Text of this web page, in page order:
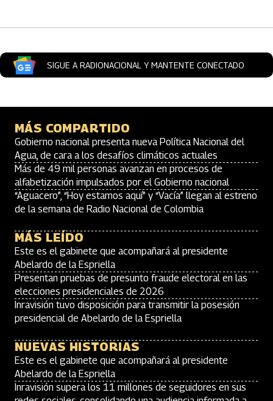
SIGUE A RADIONACIONAL Y MANTENTE CONECTADO
MÁS COMPARTIDO
Gobierno nacional presenta nueva Política Nacional del
Agua, de cara a los desafíos climáticos actuales
Más de 49 mil personas avanzan en procesos de
alfabetización impulsados por el Gobierno nacional
“Aguacero”, “Hoy estamos aquí” y “Vacía” llegan al estreno
de la semana de Radio Nacional de Colombia
MÁS LEÍDO
Este es el gabinete que acompañará al presidente
Abelardo de la Espriella
Presentan pruebas de presunto fraude electoral en las
elecciones presidenciales de 2026
Inravisión tuvo disposición para transmitir la posesión
presidencial de Abelardo de la Espriella
NUEVAS HISTORIAS
Este es el gabinete que acompañará al presidente
Abelardo de la Espriella
Inravisión supera los 11 millones de seguidores en sus